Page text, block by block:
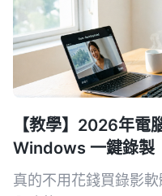
【教學】2026年電
Windows 一鍵錄製
真的不用花錢買錄影